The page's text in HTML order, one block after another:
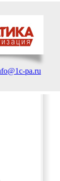
pa.ru